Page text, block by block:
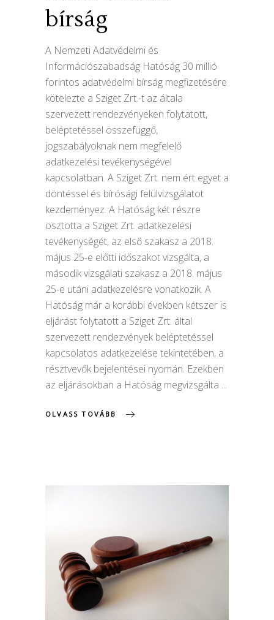
bírság
A Nemzeti Adatvédelmi és
Információszabadság Hatóság 30 millió
forintos adatvédelmi bírság megfizetésére
kötelezte a Sziget Zrt.-t az általa
szervezett rendezvényeken folytatott,
beléptetéssel összefüggő,
jogszabályoknak nem megfelelő
adatkezelési tevékenységével
kapcsolatban. A Sziget Zrt. nem ért egyet a
döntéssel és bírósági felülvizsgálatot
kezdeményez. A Hatóság két részre
osztotta a Sziget Zrt. adatkezelési
tevékenységét, az első szakasz a 2018.
május 25-e előtti időszakot vizsgálta, a
második vizsgálati szakasz a 2018. május
25-e utáni adatkezelésre vonatkozik. A
Hatóság már a korábbi években kétszer is
eljárást folytatott a Sziget Zrt. által
szervezett rendezvények beléptetéssel
kapcsolatos adatkezelése tekintetében, a
résztvevők bejelentései nyomán. Ezekben
az eljárásokban a Hatóság megvizsgálta
OLVASS TOVÁBB